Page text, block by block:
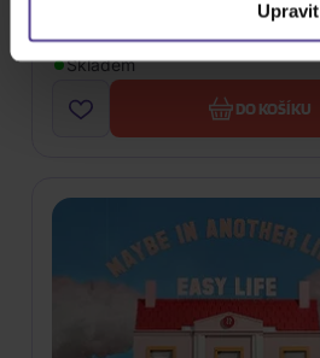
Upravit
Skladem
DO KOŠÍKU